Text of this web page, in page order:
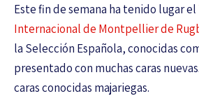
Este fin de semana ha tenido lugar el
Internacional de Montpellier de
la Selección Española, conocidas
presentado con muchas caras
caras conocidas majariegas.